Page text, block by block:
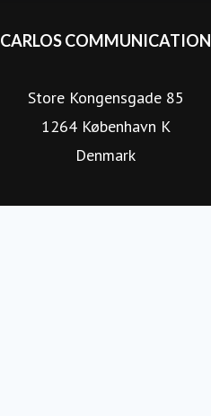
CARLOS COMMUNICATION
Store Kongensgade 85
1264 København K
Denmark